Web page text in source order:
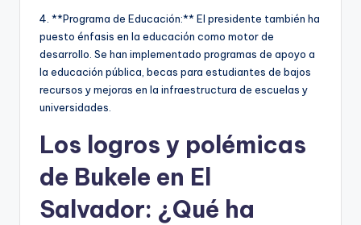
4. **Programa de Educación:** El presidente también ha
puesto énfasis en la educación como motor de
desarrollo. Se han implementado programas de apoyo a
la educación pública, becas para estudiantes de bajos
recursos y mejoras en la infraestructura de escuelas y
universidades.
Los logros y polémicas
de Bukele en El
Salvador: ¿Qué ha